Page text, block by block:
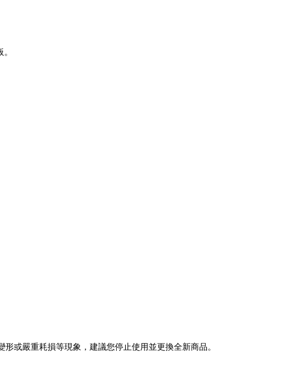
或嚴重耗損等現象，建議您停止使用並更換全新商品。